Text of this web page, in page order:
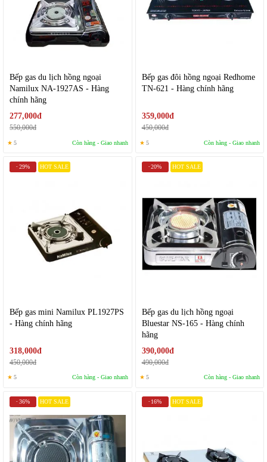
Bếp gas du lịch hồng ngoại
Namilux NA-1927AS - Hàng
chính hãng
277,000đ
550,000đ
★ 5 Còn hàng - Giao nhanh
Bếp gas đôi hồng ngoại Redhome
TN-621 - Hàng chính hãng
359,000đ
450,000đ
★ 5 Còn hàng - Giao nhanh
- 29% HOT SALE
Bếp gas mini Namilux PL1927PS
- Hàng chính hãng
318,000đ
450,000đ
★ 5 Còn hàng - Giao nhanh
-20% HOT SALE
Bếp gas du lịch hồng ngoại
Bluestar NS-165 - Hàng chính
hãng
390,000đ
490,000đ
★ 5 Còn hàng - Giao nhanh
- 36% HOT SALE - 16% HOT SALE